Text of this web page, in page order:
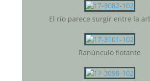
El río parece surgir entre la
Ranúnculo flotante